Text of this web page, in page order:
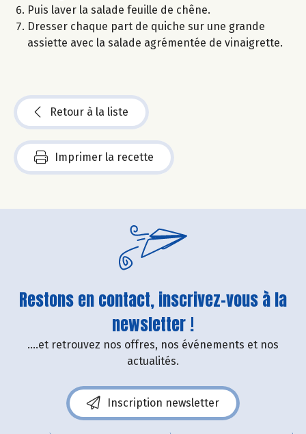
Puis laver la salade feuille de chêne.
Dresser chaque part de quiche sur une grande
assiette avec la salade agrémentée de vinaigrette.
Retour à la liste
Imprimer la recette
Restons en contact, inscrivez-vous à la
newsletter !
....et retrouvez nos offres, nos événements et nos
actualités.
Inscription newsletter